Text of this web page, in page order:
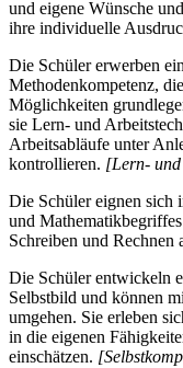
und eigene Wünsche
ihre individuelle
Die Schüler erwerben
Methodenkompetenz,
Möglichkeiten
sie Lern- und
Arbeitsabläufe unter
kontrollieren. [Lern- und
Die Schüler eignen sich
und
Schreiben und Rechnen
Die Schüler entwickeln
Selbstbild und können
umgehen. Sie erleben
in die eigenen
einschätzen.